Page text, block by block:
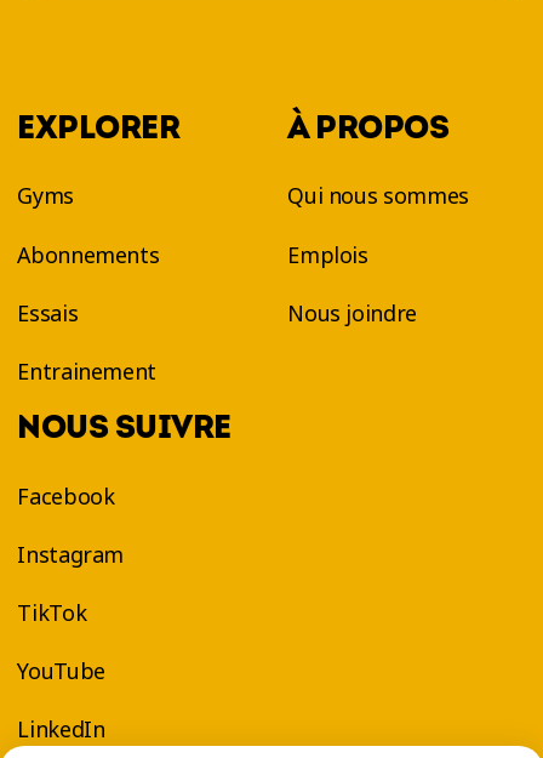
EXPLORER
Gyms
Abonnements
Essais
Entrainement
À PROPOS
Qui nous sommes
Emplois
Nous joindre
NOUS SUIVRE
Facebook
Instagram
TikTok
YouTube
LinkedIn